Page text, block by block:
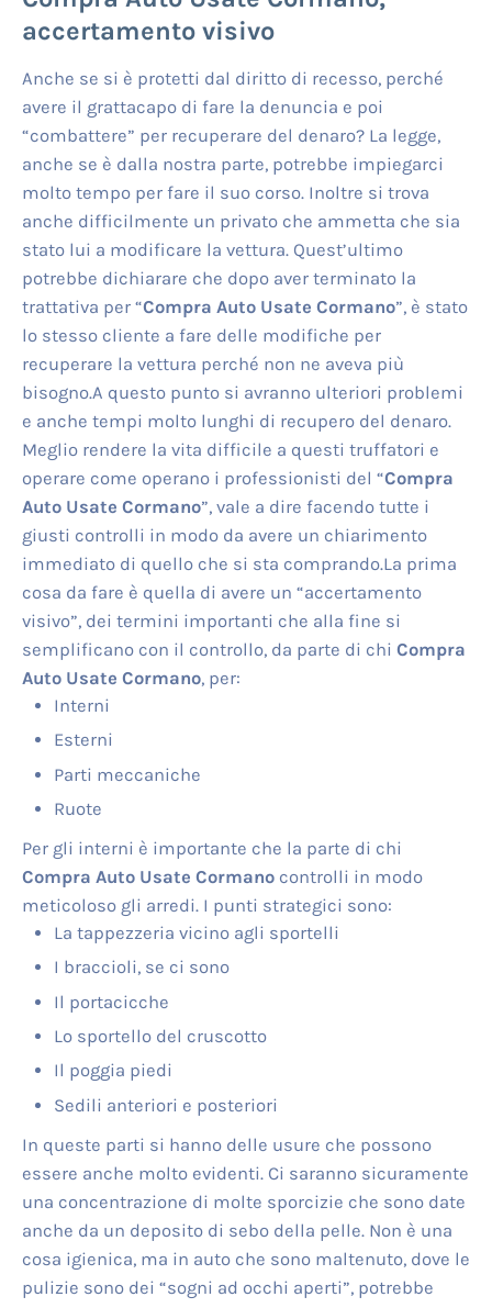
accertamento visivo
Anche se si è protetti dal diritto di recesso, perché
avere il grattacapo di fare la denuncia e poi
“combattere” per recuperare del denaro? La legge,
anche se è dalla nostra parte, potrebbe impiegarci
molto tempo per fare il suo corso. Inoltre si trova
anche difficilmente un privato che ammetta che sia
stato lui a modificare la vettura. Quest’ultimo
potrebbe dichiarare che dopo aver terminato la
trattativa per “Compra Auto Usate Cormano”, è stato
lo stesso cliente a fare delle modifiche per
recuperare la vettura perché non ne aveva più
bisogno.A questo punto si avranno ulteriori problemi
e anche tempi molto lunghi di recupero del denaro.
Meglio rendere la vita difficile a questi truffatori e
operare come operano i professionisti del “Compra
Auto Usate Cormano”, vale a dire facendo tutte i
giusti controlli in modo da avere un chiarimento
immediato di quello che si sta comprando.La prima
cosa da fare è quella di avere un “accertamento
visivo”, dei termini importanti che alla fine si
semplificano con il controllo, da parte di chi Compra
Auto Usate Cormano, per:
Interni
Esterni
Parti meccaniche
Ruote
Per gli interni è importante che la parte di chi
Compra Auto Usate Cormanocontrolli in modo
meticoloso gli arredi. I punti strategici sono:
La tappezzeria vicino agli sportelli
I braccioli, se ci sono
Il portacicche
Lo sportello del cruscotto
Il poggia piedi
Sedili anteriori e posteriori
In queste parti si hanno delle usure che possono
essere anche molto evidenti. Ci saranno sicuramente
una concentrazione di molte sporcizie che sono date
anche da un deposito di sebo della pelle. Non è una
cosa igienica, ma in auto che sono maltenuto, dove le
pulizie sono dei “sogni ad occhi aperti”, potrebbe